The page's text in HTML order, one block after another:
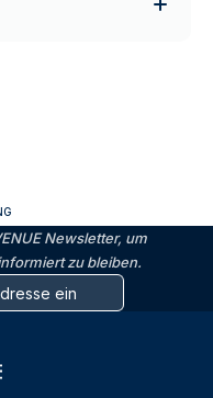
Newsletter, um
zu bleiben.